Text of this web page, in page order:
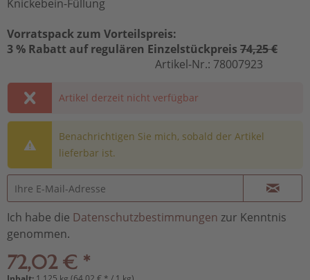
Knickebein-Füllung
Vorratspack zum Vorteilspreis:
3 % Rabatt auf regulären Einzelstückpreis 74,25 €
Artikel-Nr.: 78007923
Artikel derzeit nicht verfügbar
Benachrichtigen Sie mich, sobald der Artikel
lieferbar ist.
Ich habe die Datenschutzbestimmungen zur Kenntnis
genommen.
72,02 € *